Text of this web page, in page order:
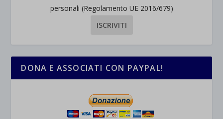
personali (Regolamento UE 2016/679)
DONA E ASSOCIATI CON PAYPAL!